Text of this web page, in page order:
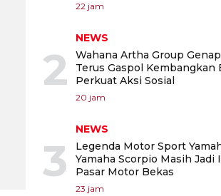
22 jam
2
NEWS
Wahana Artha Group
Terus Gaspol Kembangkan
Perkuat Aksi Sosial
20 jam
3
NEWS
Legenda Motor Sport
Yamaha Scorpio Masih Jadi
Pasar Motor Bekas
23 jam